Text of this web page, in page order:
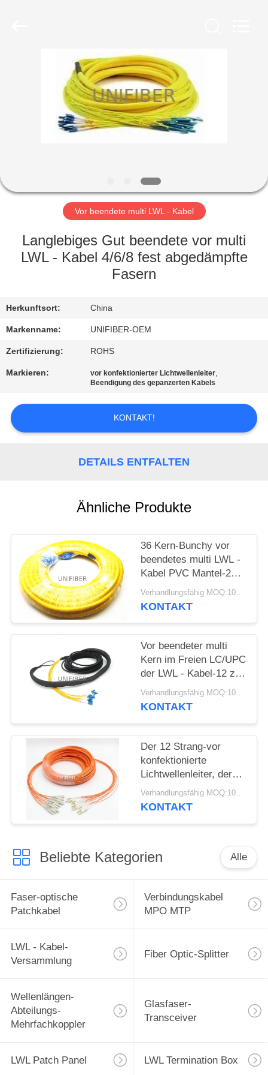
PRODUKTE
FABRIK-
AUSFLUG
QUALITÄTSKONTROLLE
SIE
MIT
UNS
IN
VERBINDUNG
NACHRICHTEN
FORDERN
SITEMAP
PRIVACY
POLICY
Vor beendete multi LWL - Kabel
Langlebiges Gut beendete vor multi
LWL - Kabel 4/6/8 fest abgedämpfte
Fasern
Herkunftsort: China
Markenname: UNIFIBER-OEM
Zertifizierung: ROHS
Markieren: vor konfektionierter Lichtwellenleiter,
Beendigung des gepanzerten Kabels
KONTAKT!
DETAILS ENTFALTEN
Ähnliche Produkte
36 Kern-Bunchy vor
beendetes multi LWL -
Kabel PVC Mantel-20M
mit
SC-/UPCverbindungsstück
Verhandlungsfähig MOQ:10pcs
KONTAKT
Vor beendeter multi
Kern im Freien LC/UPC
der LWL - Kabel-12 zu
LC/UPC mit ziehenden
Augen
Verhandlungsfähig MOQ:10pcs
KONTAKT
Der 12 Strang-vor
konfektionierte
Lichtwellenleiter, der
mit 2.0mm in mehreren
Betriebsarten ist,
Verhandlungsfähig MOQ:10pcs
KONTAKT
Beliebte Kategorien Alle
Faser-optische
Patchkabel
Verbindungskabel
MPO MTP
LWL - Kabel-
Versammlung
Fiber Optic-Splitter
Wellenlängen-
Abteilungs-
Mehrfachkoppler
Glasfaser-
Transceiver
LWL Patch Panel LWL Termination Box